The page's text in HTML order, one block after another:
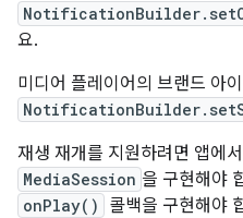
요.
미디어 플레이어의 브랜드 아
재생 재개를 지원하려면 앱에서
MediaSession 을 구현해야
onPlay() 콜백을 구현해야